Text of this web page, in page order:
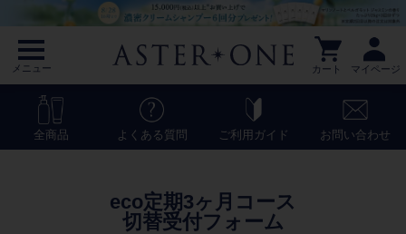
メニュー マイページ
カート
全商品 よくある質問 ご利用ガイド お問い合わせ
eco定期3ヶ月コース
切替受付フォーム